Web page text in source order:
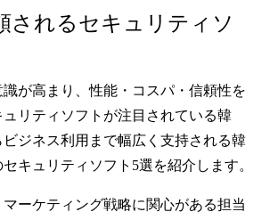
されるセキュリティソ
が高まり、性能・コスパ・信頼性を
リティソフトが注目されている韓
ビジネス利用まで幅広く支持される韓
キュリティソフト5選を紹介します。
マーケティング戦略に関心がある担当